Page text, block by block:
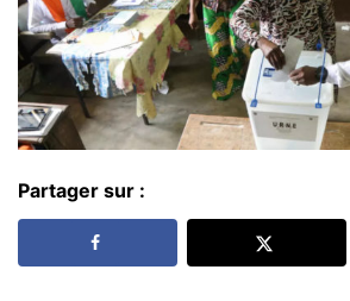
Partager sur :